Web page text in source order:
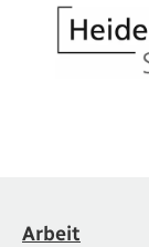
Arbeit